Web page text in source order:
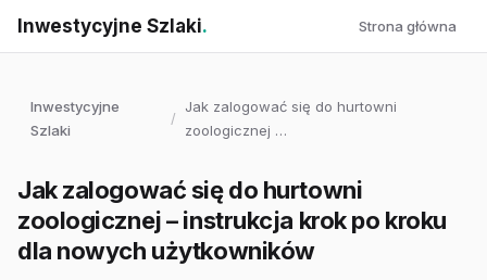
Inwestycyjne Szlaki. Strona główna
Inwestycyjne
Szlaki
/
Jak zalogować się do hurtowni
zoologicznej …
Jak zalogować się do hurtowni
zoologicznej – instrukcja krok po kroku
dla nowych użytkowników